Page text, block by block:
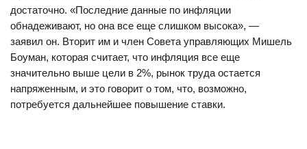
достаточно. «Последние данные по инфляции
обнадеживают, но она все еще слишком высока», —
заявил он. Вторит им и член Совета управляющих Мишель
Боуман, которая считает, что инфляция все еще
значительно выше цели в 2%, рынок труда остается
напряженным, и это говорит о том, что, возможно,
потребуется дальнейшее повышение ставки.